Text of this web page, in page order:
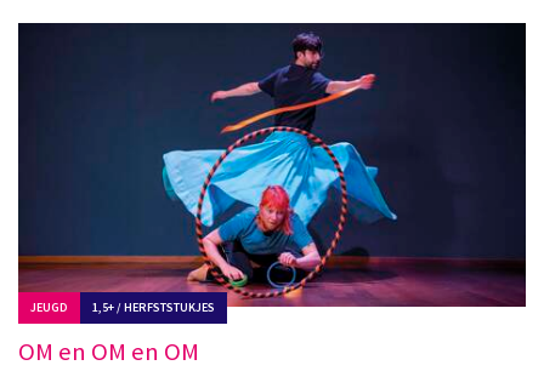
JEUGD 1,5+ / HERFSTSTUKJES
OM en OM en OM